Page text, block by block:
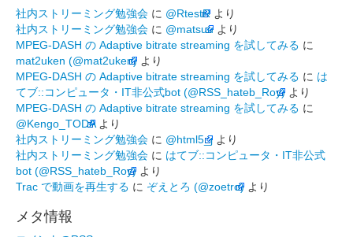
社内ストリーミング勉強会 に @RtestR より
社内ストリーミング勉強会 に @matsuu より
MPEG-DASH の Adaptive bitrate streaming を試してみる に
mat2uken (@mat2uken) より
MPEG-DASH の Adaptive bitrate streaming を試してみる に は
てブ::コンピュータ・IT非公式bot (@RSS_hateb_Roy) より
MPEG-DASH の Adaptive bitrate streaming を試してみる に
@Kengo_TODAより
社内ストリーミング勉強会 に @html5_j より
社内ストリーミング勉強会 に はてブ::コンピュータ・IT非公式
bot (@RSS_hateb_Roy) より
Trac で動画を再生する に ぞえとろ (@zoetro) より
メタ情報